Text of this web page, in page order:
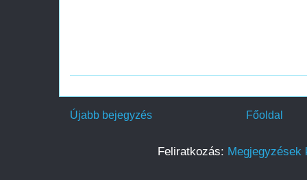
Újabb bejegyzés Főoldal
Feliratkozás: Megjegyzések